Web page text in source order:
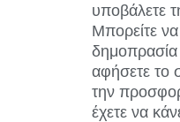
υποβάλετε
Μπορείτε
δημοπρασία
αφήσετε το
την
έχετε να